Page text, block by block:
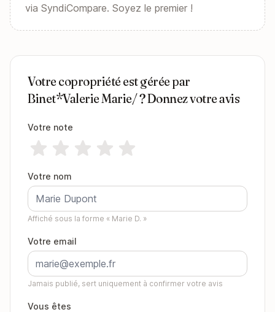
via SyndiCompare. Soyez le premier !
Votre copropriété est gérée par
Binet*Valerie Marie/ ? Donnez votre avis
Votre note
Votre nom
Affiché sous la forme « Marie D. »
Votre email
Jamais publié, sert uniquement à confirmer votre avis
Vous êtes